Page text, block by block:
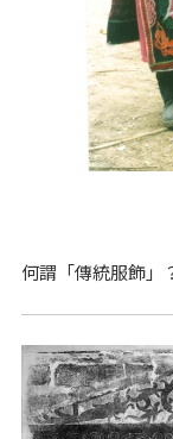
何謂「傳統服飾」